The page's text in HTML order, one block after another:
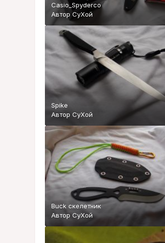
Casio_Spyderco
Автор СуХой
Spike
Автор СуХой
Buck скелетник
Автор СуХой